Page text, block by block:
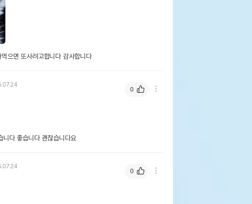
으면 또사려고합니다 감사합니다
니다 좋습니다 괜찮습니다요
0
0